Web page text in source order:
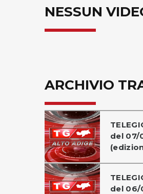
NESSUN
ARCHIVIO
del 07/
del 06/